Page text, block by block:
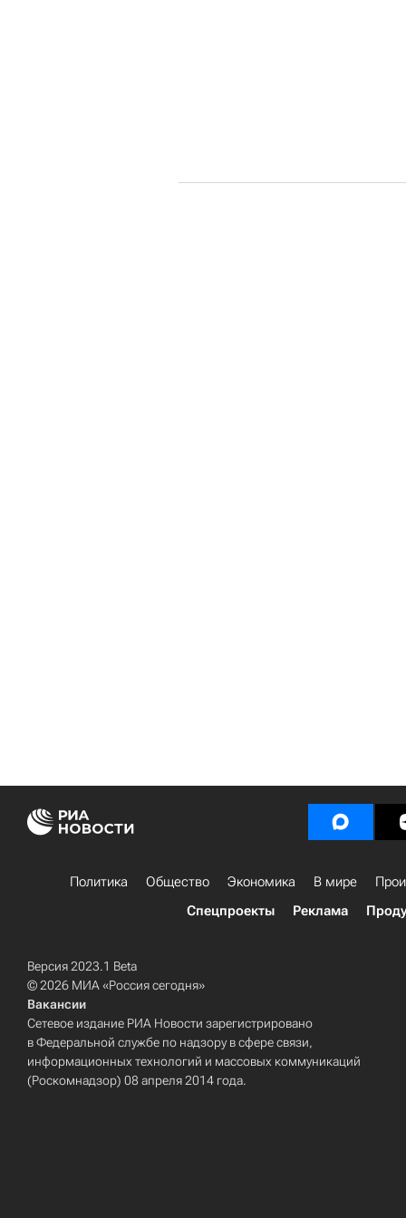
Политика Общество Экономика В мире
Спецпроекты
Реклама
Версия 2023.1 Beta
© 2026 МИА «Россия сегодня»
Вакансии
Сетевое издание РИА Новости зарегистрировано
в Федеральной службе по надзору в сфере связи,
информационных технологий и массовых коммуникаций
(Роскомнадзор) 08 апреля 2014 года.